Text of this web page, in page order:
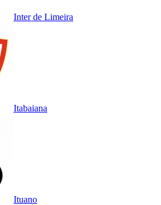
Inter de Limeira
Itabaiana
Ituano